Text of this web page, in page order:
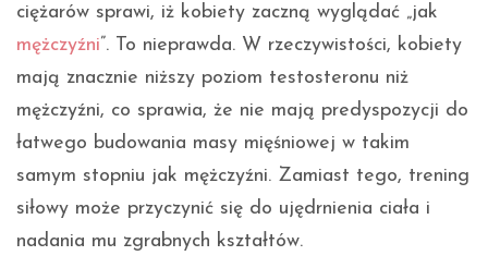
ciężarów sprawi, iż kobiety zaczną wyglądać „jak
mężczyźni”. To nieprawda. W rzeczywistości, kobiety
mają znacznie niższy poziom testosteronu niż
mężczyźni, co sprawia, że nie mają predyspozycji do
łatwego budowania masy mięśniowej w takim
samym stopniu jak mężczyźni. Zamiast tego, trening
siłowy może przyczynić się do ujędrnienia ciała i
nadania mu zgrabnych kształtów.